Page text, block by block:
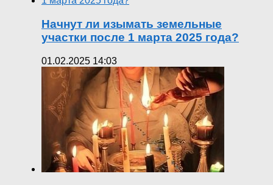
Начнут ли изымать земельные
участки после 1 марта 2025 года?
01.02.2025 14:03